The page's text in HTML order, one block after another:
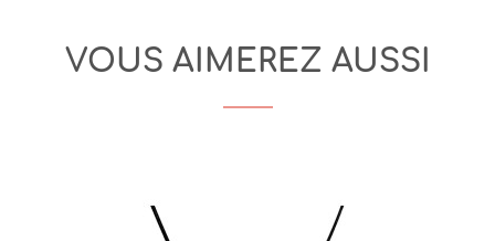
VOUS AIMEREZ AUSSI